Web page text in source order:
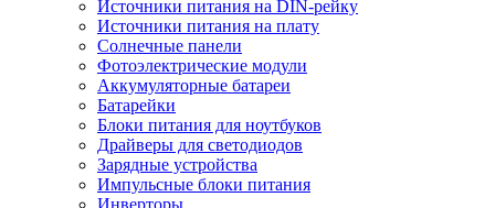
Источники питания на DIN-рейку
Источники питания на плату
Солнечные панели
Фотоэлектрические модули
Аккумуляторные батареи
Батарейки
Блоки питания для ноутбуков
Драйверы для светодиодов
Зарядные устройства
Импульсные блоки питания
Инверторы